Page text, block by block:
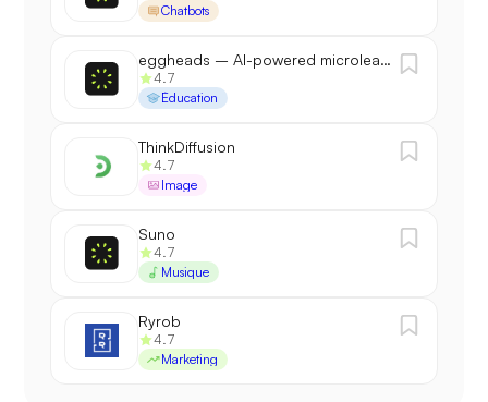
Chatbots
eggheads – AI-powered microlearning
4.7
Éducation
ThinkDiffusion
4.7
Image
Suno
4.7
Musique
Ryrob
4.7
Marketing